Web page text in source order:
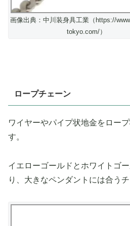
画像出典：中川装身具工業（https://
tokyo.com/）
ロープチェーン
ワイヤーやパイプ状地金をロー
す。
イエローゴールドとホワイトゴ
り、大きなペンダントには合うチ